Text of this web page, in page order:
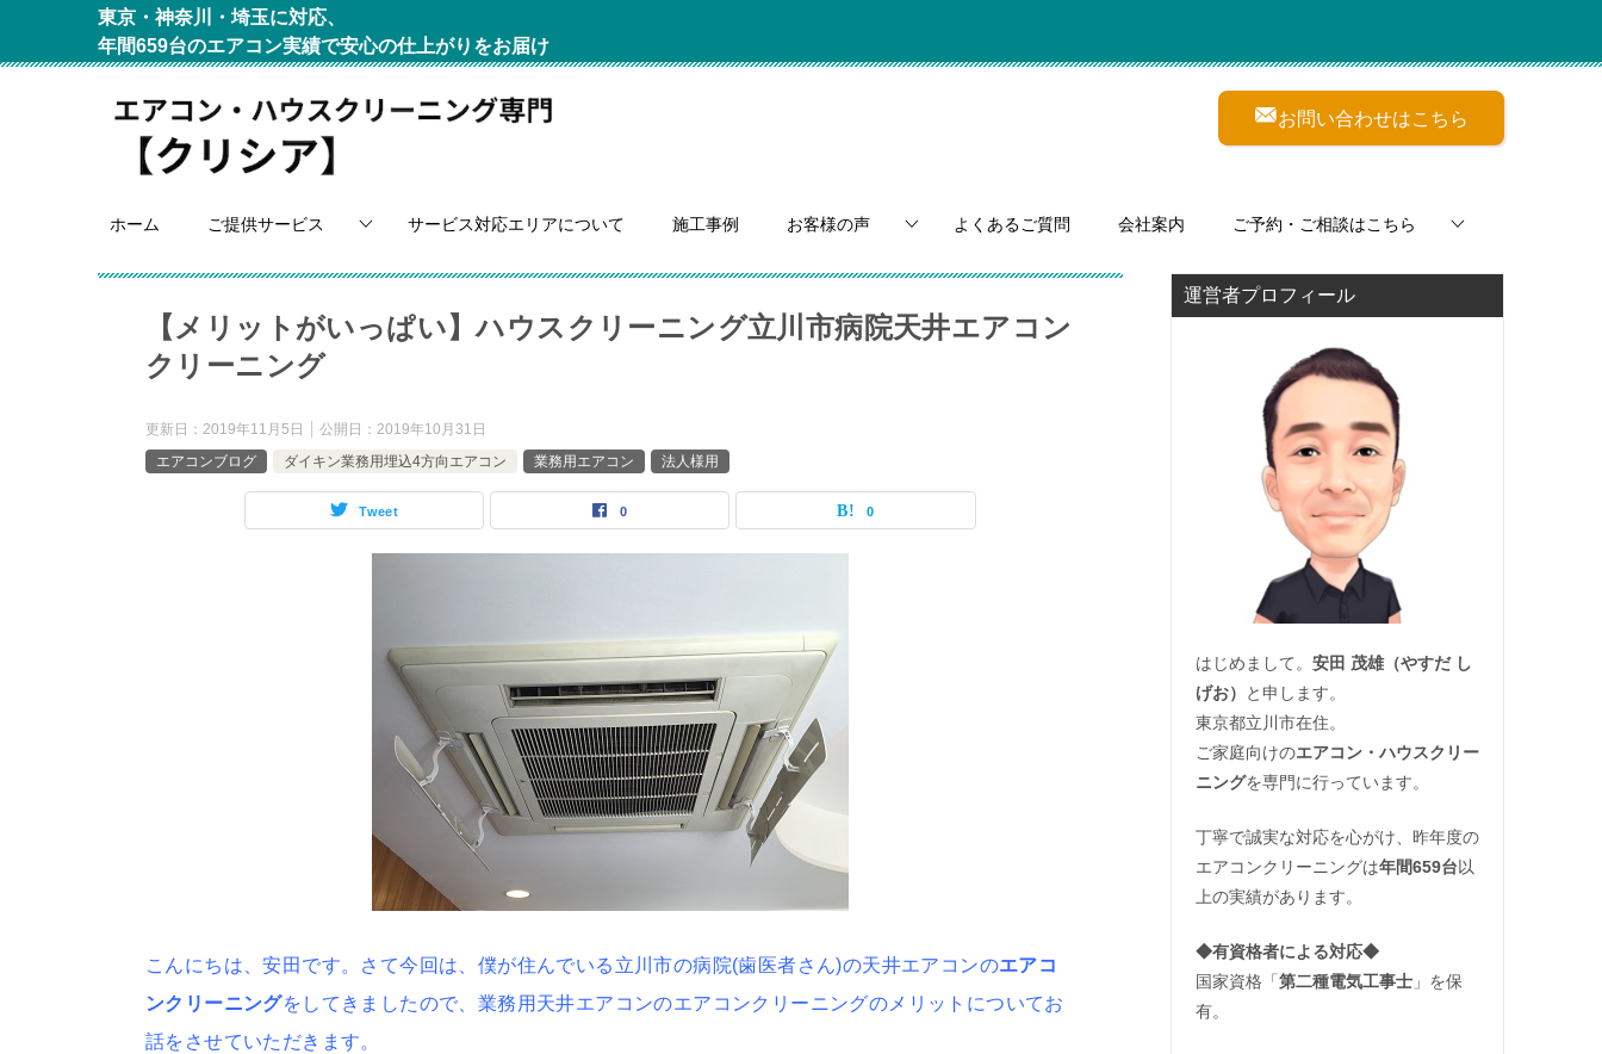
東京・神奈川・埼玉に対応、
年間659台のエアコン実績で安心の仕上がりをお届け
お問い合わせはこちら
ホーム ご提供サービス サービス対応エリアについて 施工事例 お客様の声 よくあるご質問 会社案内 ご予約・ご相談はこちら
【メリットがいっぱい】ハウスクリーニング立川市病院天井エアコン
クリーニング
更新日： 2019年11月5日 公開日： 2019年10月31日
エアコンブログ
ダイキン業務用埋込4方向エアコン 業務用エアコン 法人様用
Tweet 0 0
こんにちは、安田です。さて今回は、僕が住んでいる立川市の病院(歯医者さん)の天井エアコンのエアコ
ンクリーニングをしてきましたので、業務用天井エアコンのエアコンクリーニングのメリットについてお
話をさせていただきます。
運営者プロフィール
はじめまして。 安田 茂雄（やすだ し
げお）
と申します。
東京都立川市在住。
ご家庭向けのエアコン・ハウスクリー
ニングを専門に行っています。
丁寧で誠実な対応を心がけ、昨年度の
エアコンクリーニングは年間659台以
上の実績があります。
◆有資格者による対応◆
国家資格「第二種電気工事士 」を保
有。